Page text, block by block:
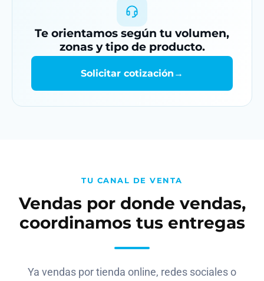
Te orientamos según tu volumen,
zonas y tipo de producto.
Solicitar cotización →
TU CANAL DE VENTA
Vendas por donde vendas,
coordinamos tus entregas
Ya vendas por tienda online, redes sociales o